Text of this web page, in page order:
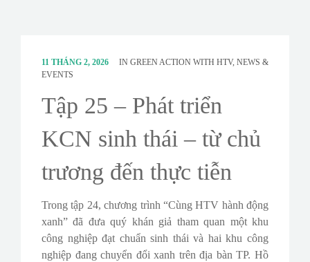
11 THÁNG 2, 2026 IN GREEN ACTION WITH HTV, NEWS &
EVENTS
Tập 25 – Phát triển
KCN sinh thái – từ chủ
trương đến thực tiễn
Trong tập 24, chương trình “Cùng HTV hành động
xanh” đã đưa quý khán giả tham quan một khu
công nghiệp đạt chuẩn sinh thái và hai khu công
nghiệp đang chuyển đổi xanh trên địa bàn TP. Hồ